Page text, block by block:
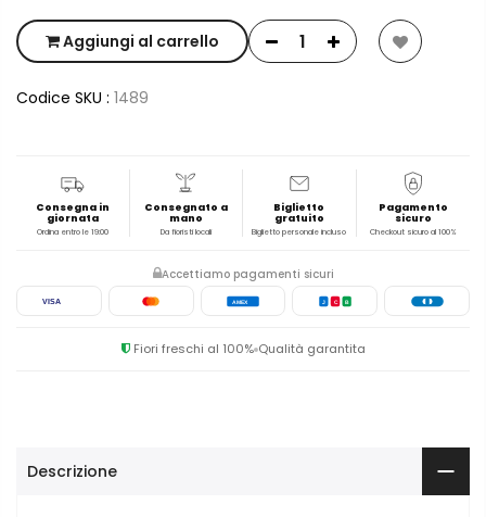
Aggiungi al carrello
Codice SKU : 1489
Consegna in
giornata
Ordina entro le 19:00
Consegnato a
mano
Da fioristi locali
Biglietto
gratuito
Biglietto personale incluso
Pagamento
sicuro
Checkout sicuro al 100%
Accettiamo pagamenti sicuri
VISA AMEX J C B
Fiori freschi al 100% Qualità garantita
Descrizione